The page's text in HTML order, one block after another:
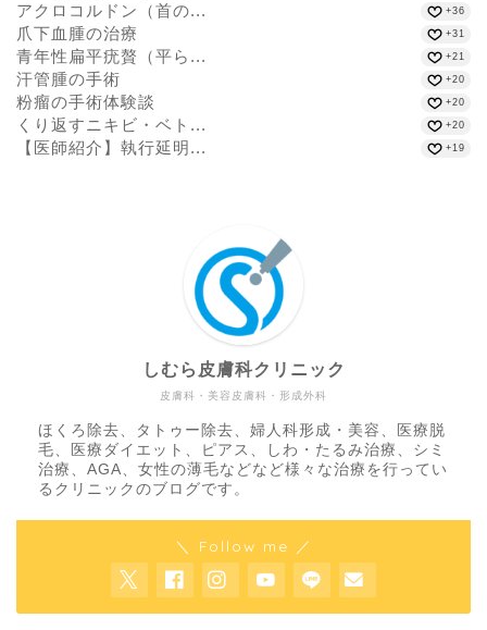
アクロコルドン（首の... +36
爪下血腫の治療 +31
青年性扁平疣贅（平ら... +21
汗管腫の手術 +20
粉瘤の手術体験談 +20
くり返すニキビ・ベト... +20
【医師紹介】執行延明... +19
皮膚科・美容皮膚科・形成外科
しむら皮膚科クリニック
ほくろ除去、タトゥー除去、婦人科形成・美容、医療脱
毛、医療ダイエット、ピアス、しわ・たるみ治療、シミ
治療、AGA、女性の薄毛などなど様々な治療を行ってい
るクリニックのブログです。
＼ Follow me ／